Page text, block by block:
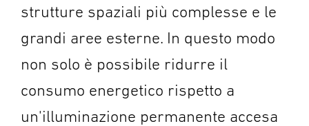
strutture spaziali più complesse e le
grandi aree esterne. In questo modo
non solo è possibile ridurre il
consumo energetico rispetto a
un'illuminazione permanente accesa